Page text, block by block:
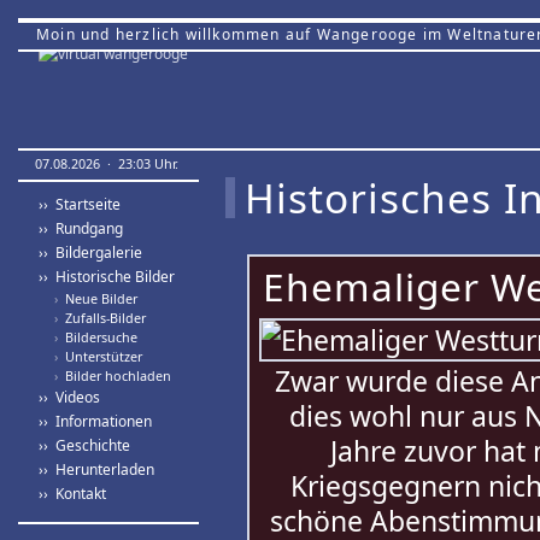
Moin und herzlich willkommen auf Wangerooge im
07.08.2026 · 23:03 Uhr.
›› Startseite
›› Rundgang
›› Bildergalerie
›› Historische Bilder
› Neue Bilder
› Zufalls-Bilder
› Bildersuche
› Unterstützer
› Bilder hochladen
›› Videos
›› Informationen
›› Geschichte
›› Herunterladen
›› Kontakt
Historisches
Ehemaliger
Zwar wurde diese
dies wohl nur aus
Jahre zuvor
Kriegsgegnern
schöne